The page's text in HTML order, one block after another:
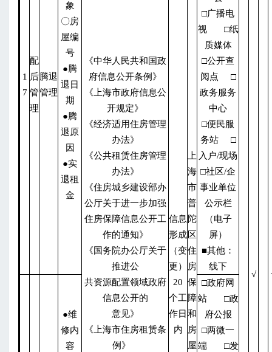
1
7
配
后
管
理
腾退
管理
象
〇房
屋编
号
●腾
退日
期
●腾
退原
因
●实
退租
金
《中华人民共和国政
府信息公开条例》
《上海市政府信息公
开规定》
《经济适用住房管理
办法》
《公共租赁住房管理
办法》
《住房城乡建设部办
公厅关于进一步加强
住房保障信息公开工
作的通知》
《国务院办公厅关于
推进公
共资源配置领域政府
信息公开的
意见》
《上海市住房租赁条
例》
信息
形成
（变
更）
20
个工
作日
内
上
海
市
普
陀
区
住
房
保
障
和
房
屋
□广播电
视 □纸
质媒体
□公开查
阅点 □
政务服务
中心
□便民服
务站 □
入户/现场
□社区/企
事业单位
公示栏
（电子
屏）
■其他：
线下
√
●维
修内
容
□政府网
站 □政
府公报
□两微一
端 □发